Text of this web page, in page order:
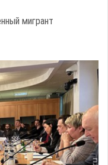
мигрант